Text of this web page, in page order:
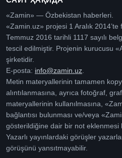
«Zamin» — Özbekistan haberleri.
«Zamin.uz» projesi 1 Aralık 2014’te
Temmuz 2016 tarihli 1117 sayılı
tescil edilmiştir. Projenin kurucusu
şirketidir.
E-posta: info@zamin.uz
Metin materyallerinin tamamen
alıntılanmasına, ayrıca fotoğraf,
materyallerinin kullanılmasına,
bağlantısı bulunması ve/veya
gösterildiğine dair bir not eklenmesi
Yazarlı yayınlardaki görüşler
görüşünü yansıtmayabilir.